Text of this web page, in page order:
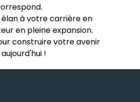
élan à votre carrière en
en pleine expansion.
construire votre avenir
!